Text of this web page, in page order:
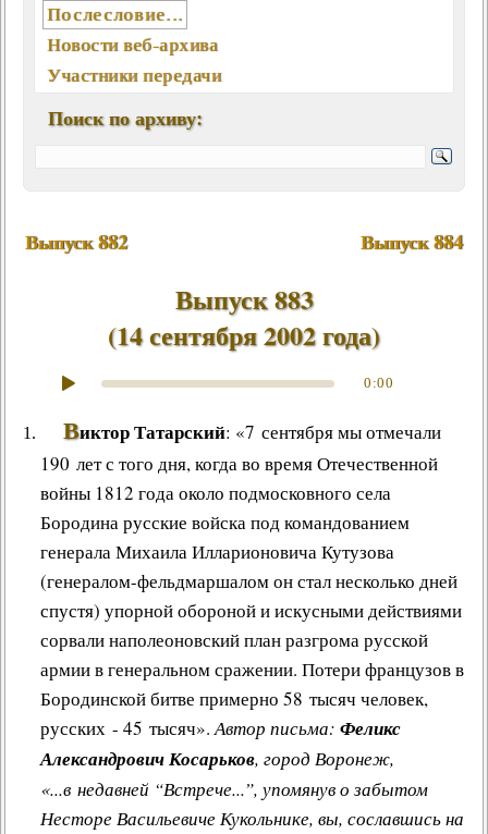
Послесловие...
Новости веб-архива
Участники передачи
Статьи, интервью, книги
Памятные даты августа
Песни, мелодии
Композиторы
Поэты
Ансамбли, оркестры, хоры
Из фонотеки «Встречи...»
Другие работы В.В.Татарского
Из архива «Радио России»
Предтеча «Встречи с песней»
Поиск по архиву:
Выпуск 882 Выпуск 884
Выпуск 883
(14 сентября 2002 года)
0:00
Виктор Татарский: «7 сентября мы отмечали
190 лет с того дня, когда во время Отечественной
войны 1812 года около подмосковного села
Бородина русские войска под командованием
генерала Михаила Илларионовича Кутузова
(генералом-фельдмаршалом он стал несколько дней
спустя) упорной обороной и искусными действиями
сорвали наполеоновский план разгрома русской
армии в генеральном сражении. Потери французов в
Бородинской битве примерно 58 тысяч человек,
русских - 45 тысяч».Автор письма: Феликс
Александрович Косарьков, город Воронеж,
«...в недавней “Встрече...”, упомянув о забытом
Несторе Васильевиче Кукольнике, вы, сославшись на